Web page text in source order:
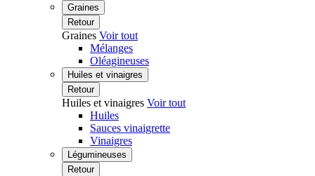
Graines
Retour
Graines Voir tout
Mélanges
Oléagineuses
Huiles et vinaigres
Retour
Huiles et vinaigres Voir tout
Huiles
Sauces vinaigrette
Vinaigres
Légumineuses
Retour